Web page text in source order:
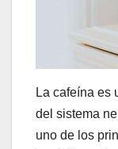
La cafeína es
del sistema
uno de los